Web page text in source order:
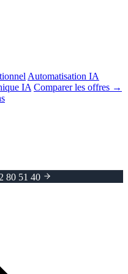
Automatisation IA
IA Comparer les offres →
80 51 40